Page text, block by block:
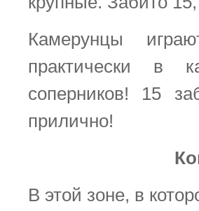
Камерунцы
практически в
соперников! 15
прилично!
В этой зоне, в